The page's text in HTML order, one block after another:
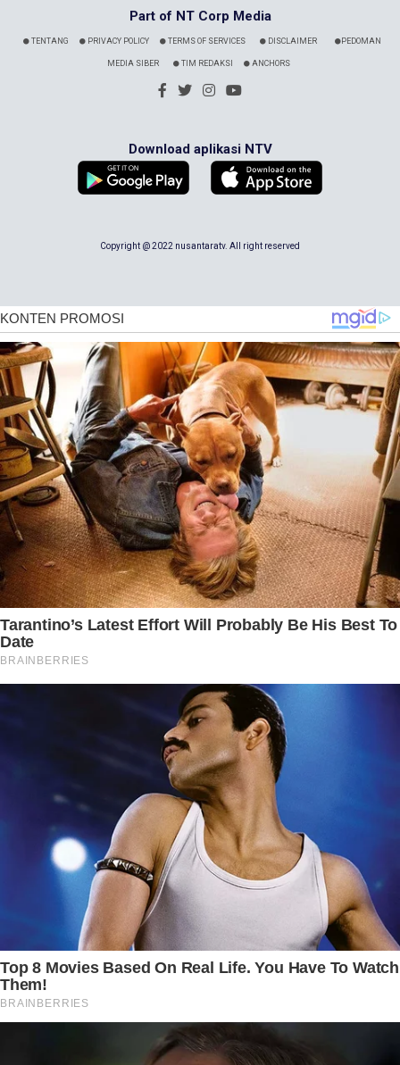
Part of NT Corp Media
TENTANG PRIVACY POLICY TERMS OF SERVICES DISCLAIMER PEDOMAN
MEDIA SIBER TIM REDAKSI ANCHORS
Download aplikasi NTV
Copyright @ 2022 nusantaratv. All right reserved